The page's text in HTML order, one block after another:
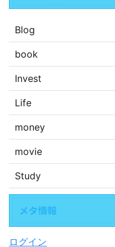
Blog
book
Invest
Life
money
movie
Study
メタ情報
ログイン